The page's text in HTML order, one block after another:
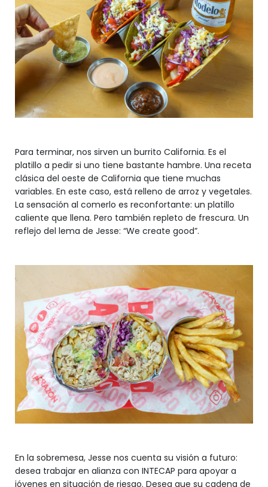
Para terminar, nos sirven un burrito California. Es el
platillo a pedir si uno tiene bastante hambre. Una receta
clásica del oeste de California que tiene muchas
variables. En este caso, está relleno de arroz y vegetales.
La sensación al comerlo es reconfortante: un platillo
caliente que llena. Pero también repleto de frescura. Un
reflejo del lema de Jesse: “We create good”.
En la sobremesa, Jesse nos cuenta su visión a futuro:
desea trabajar en alianza con INTECAP para apoyar a
jóvenes en situación de riesgo. Desea que su cadena de